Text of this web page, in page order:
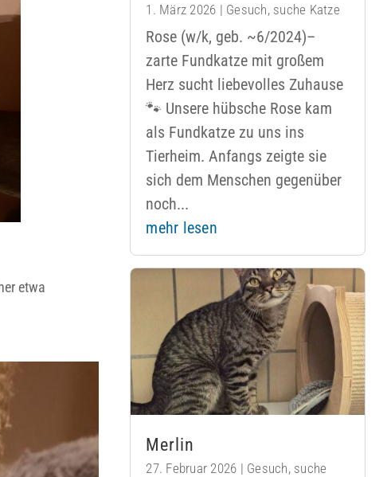
etwa
1. März 2026 | Gesuch, suche Katze
Rose (w/k, geb. ~6/2024)–
zarte Fundkatze mit großem
Herz sucht liebevolles Zuhause
🐾 Unsere hübsche Rose kam
als Fundkatze zu uns ins
Tierheim. Anfangs zeigte sie
sich dem Menschen gegenüber
noch...
mehr lesen
Merlin
27. Februar 2026 | Gesuch, suche